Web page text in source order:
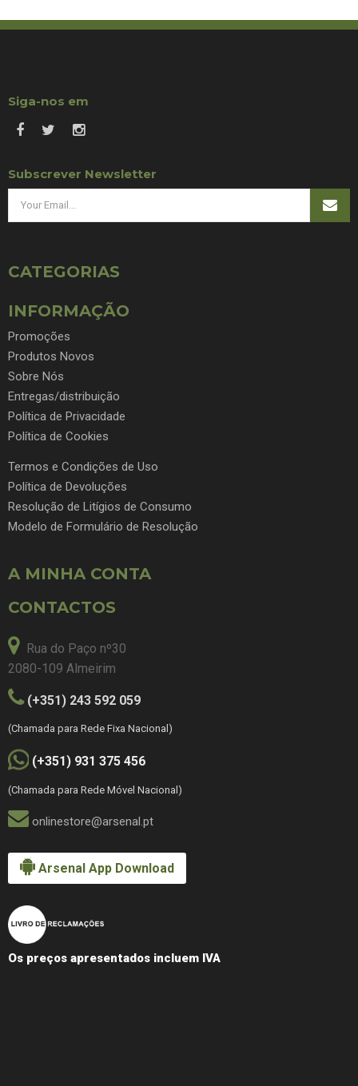
Siga-nos em
Subscrever Newsletter
CATEGORIAS
INFORMAÇÃO
Promoções
Produtos Novos
Sobre Nós
Entregas/distribuição
Política de Privacidade
Política de Cookies
Termos e Condições de Uso
Política de Devoluções
Resolução de Litígios de Consumo
Modelo de Formulário de Resolução
A MINHA CONTA
CONTACTOS
Rua do Paço nº30
2080-109 Almeirim
(+351) 243 592 059
(Chamada para Rede Fixa Nacional)
(+351) 931 375 456
(Chamada para Rede Móvel Nacional)
onlinestore@arsenal.pt
Arsenal App Download
Os preços apresentados incluem IVA